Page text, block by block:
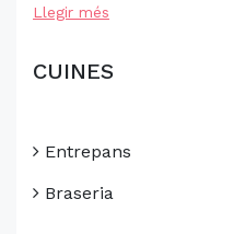
Llegir més
CUINES
Entrepans
Braseria